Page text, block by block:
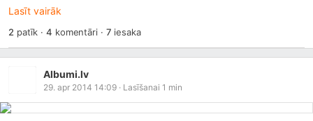
Lasīt vairāk
2 patīk ·4 komentāri · 7 iesaka
Albumi.lv
29. apr 2014 14:09 · Lasīšanai 1 min